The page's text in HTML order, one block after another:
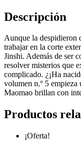
Descripción
Aunque la despidieron
trabajar en la corte
Jinshi. Además de ser
resolver misterios que
complicado. ¿¡Ha
volumen n.º 5 empieza
Maomao brillan con
Productos
¡Oferta!